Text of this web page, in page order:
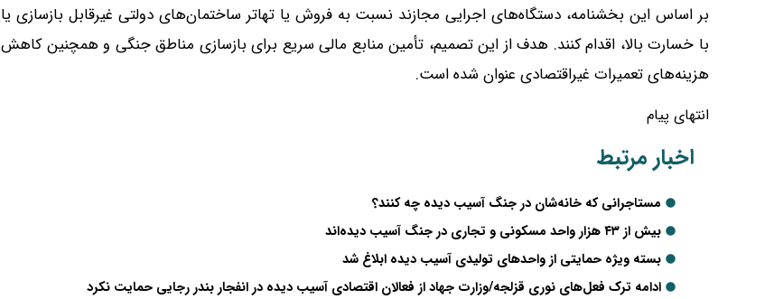
بر اساس این بخشنامه، دستگاه‌های اجرایی مجازند نسبت به فروش یا تهاتر ساختمان‌های دولتی غیرقابل بازسازی یا
با خسارت بالا، اقدام کنند. هدف از این تصمیم، تأمین منابع مالی سریع برای بازسازی مناطق جنگی و همچنین کاهش
هزینه‌های تعمیرات غیراقتصادی عنوان شده است.
انتهای پیام
اخبار مرتبط
مستاجرانی که خانه‌شان در جنگ آسیب دیده چه کنند؟
بیش از ۴۳ هزار واحد مسکونی و تجاری در جنگ آسیب دیده‌اند
بسته ویژه حمایتی از واحدهای تولیدی آسیب دیده ابلاغ شد
ادامه ترک فعل‌های نوری قزلجه/وزارت جهاد از فعالان اقتصادی آسیب دیده در انفجار بندر رجایی حمایت نکرد